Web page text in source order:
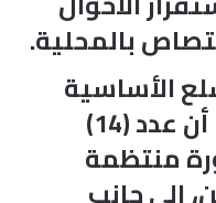
بالمحلية.
الأساسية
والمواد البترولية، مبيناً أن عدد (14)
منتظمة